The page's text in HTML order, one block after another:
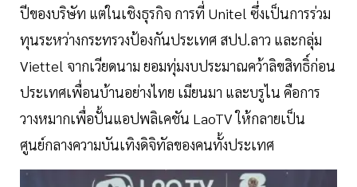
ปีของบริษัท แต่ในเชิงธุรกิจ การที่ Unitel ซึ่งเป็นการร่วม
ทุนระหว่างกระทรวงป้องกันประเทศ สปป.ลาว และกลุ่ม
Viettel จากเวียดนาม ยอมทุ่มงบประมาณคว้าลิขสิทธิ์ก่อน
ประเทศเพื่อนบ้านอย่างไทย เมียนมา และบรูไน คือการ
วางหมากเพื่อปั้นแอปพลิเคชัน LaoTV ให้กลายเป็น
ศูนย์กลางความบันเทิงดิจิทัลของคนทั้งประเทศ